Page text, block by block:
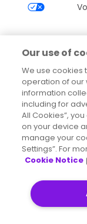
Our use of
We use cookies
operation of our
information
including for
All Cookies”,
on your device
manage your
Settings”. For
Cookie Notice